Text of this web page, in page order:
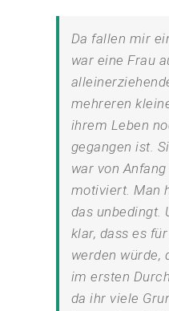
Da fallen mir
war eine Frau
mehreren
ihrem Leben
gegangen ist.
war von
motiviert. Man
das unbedingt.
klar, dass es
werden würde,
im ersten
da ihr viele